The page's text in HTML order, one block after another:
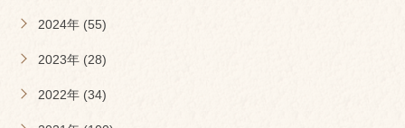
2024年 (55)
2023年 (28)
2022年 (34)